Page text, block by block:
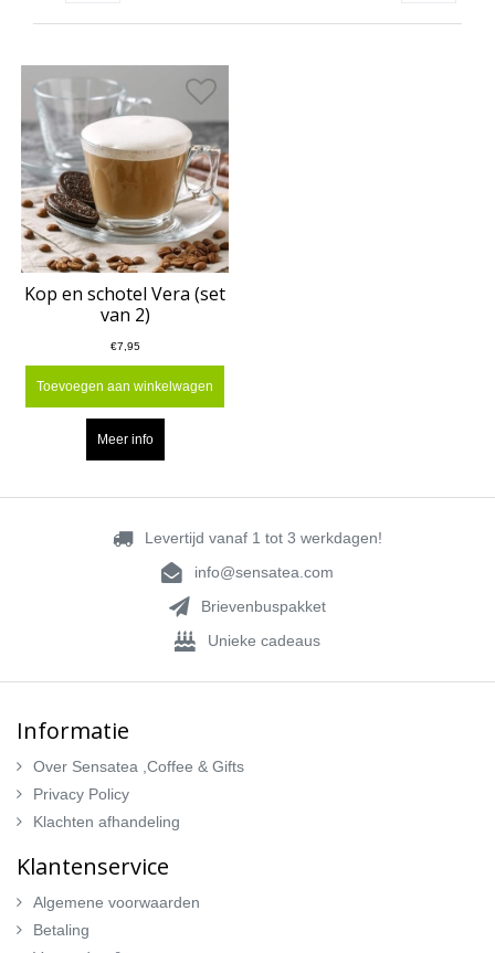
Kop en schotel Vera (set
van 2)
€7,95
Toevoegen aan winkelwagen
Meer info
Levertijd vanaf 1 tot 3 werkdagen!
info@sensatea.com
Brievenbuspakket
Unieke cadeaus
Informatie
Over Sensatea ,Coffee & Gifts
Privacy Policy
Klachten afhandeling
Klantenservice
Algemene voorwaarden
Betaling